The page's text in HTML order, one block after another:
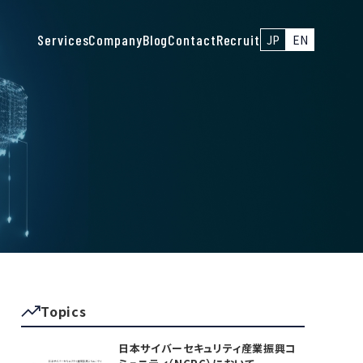
ServicesCompanyBlogContactRecruit JP EN
Topics
日本サイバーセキュリティ産業振興コ